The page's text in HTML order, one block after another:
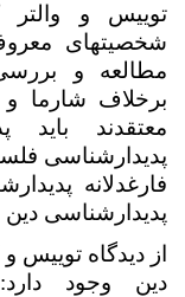
توییس و
شخصیت­های
مطالعه و
برخلاف شارما
معتقدند باید
پدیدارشناسی
فارغ­دلانه
پدیدارشناسی دین
از دیدگاه توییس